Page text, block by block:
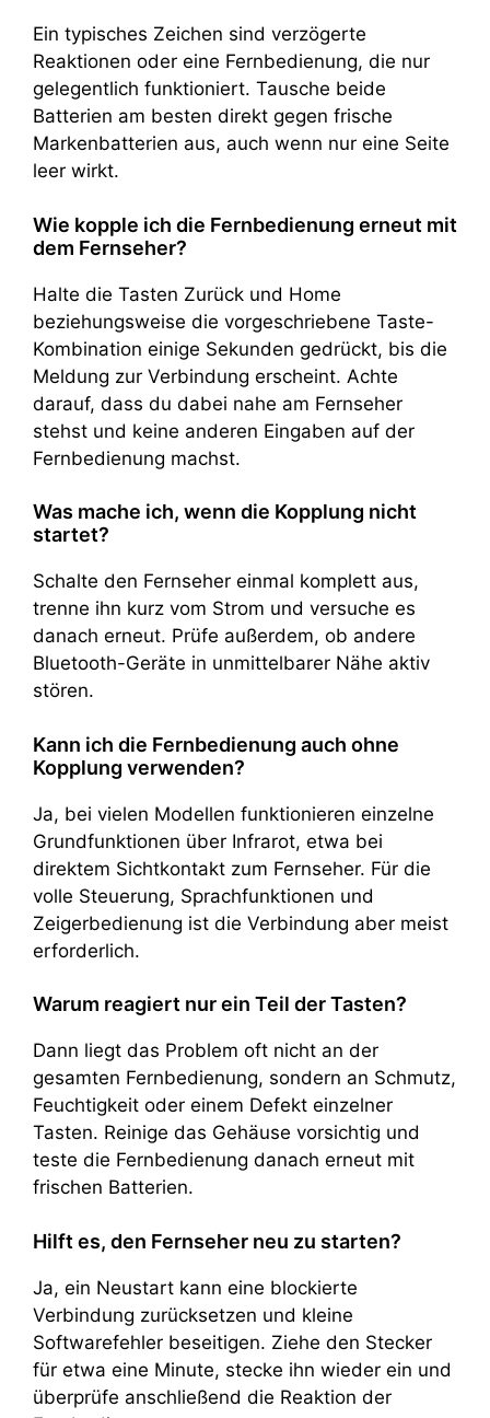
Ein typisches Zeichen sind verzögerte
Reaktionen oder eine Fernbedienung, die nur
gelegentlich funktioniert. Tausche beide
Batterien am besten direkt gegen frische
Markenbatterien aus, auch wenn nur eine Seite
leer wirkt.
Wie kopple ich die Fernbedienung erneut mit
dem Fernseher?
Halte die Tasten Zurück und Home
beziehungsweise die vorgeschriebene Taste-
Kombination einige Sekunden gedrückt, bis die
Meldung zur Verbindung erscheint. Achte
darauf, dass du dabei nahe am Fernseher
stehst und keine anderen Eingaben auf der
Fernbedienung machst.
Was mache ich, wenn die Kopplung nicht
startet?
Schalte den Fernseher einmal komplett aus,
trenne ihn kurz vom Strom und versuche es
danach erneut. Prüfe außerdem, ob andere
Bluetooth-Geräte in unmittelbarer Nähe aktiv
stören.
Kann ich die Fernbedienung auch ohne
Kopplung verwenden?
Ja, bei vielen Modellen funktionieren einzelne
Grundfunktionen über Infrarot, etwa bei
direktem Sichtkontakt zum Fernseher. Für die
volle Steuerung, Sprachfunktionen und
Zeigerbedienung ist die Verbindung aber meist
erforderlich.
Warum reagiert nur ein Teil der Tasten?
Dann liegt das Problem oft nicht an der
gesamten Fernbedienung, sondern an Schmutz,
Feuchtigkeit oder einem Defekt einzelner
Tasten. Reinige das Gehäuse vorsichtig und
teste die Fernbedienung danach erneut mit
frischen Batterien.
Hilft es, den Fernseher neu zu starten?
Ja, ein Neustart kann eine blockierte
Verbindung zurücksetzen und kleine
Softwarefehler beseitigen. Ziehe den Stecker
für etwa eine Minute, stecke ihn wieder ein und
überprüfe anschließend die Reaktion der